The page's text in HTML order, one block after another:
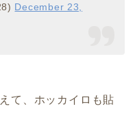
December 23,
て、ホッカイロも貼